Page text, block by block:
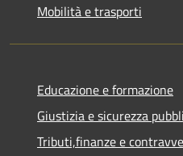
Mobilità e trasporti
Educazione e formazione
Giustizia e sicurezza
Tributi,finanze e